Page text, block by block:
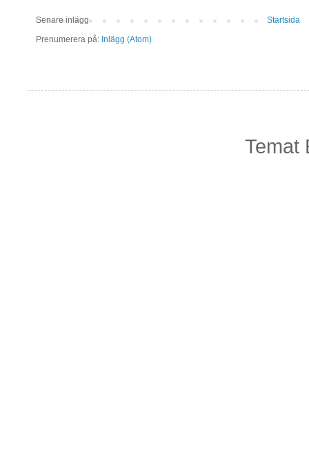
Senare inlägg
Startsida
Prenumerera på: Inlägg (Atom)
Temat